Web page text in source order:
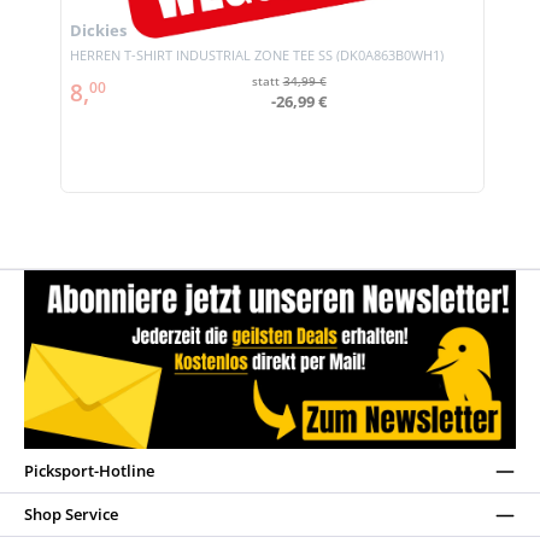
HERREN T-SHIRT INDUSTRIAL ZONE TEE SS (DK0A863B0WH1)
Dickies
8,00 statt34,99 €
-26,99 €
Picksport-Hotline
Shop Service